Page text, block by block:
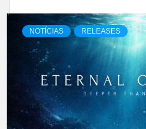
NOTÍCIAS RELEASES